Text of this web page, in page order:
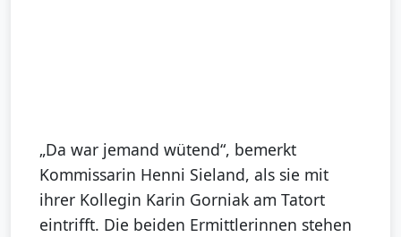
„Da war jemand wütend“, bemerkt
Kommissarin Henni Sieland, als sie mit
ihrer Kollegin Karin Gorniak am Tatort
eintrifft. Die beiden Ermittlerinnen stehen